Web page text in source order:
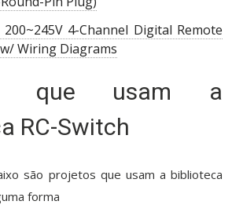
200~245V 4-Channel Digital Remote
Wiring Diagrams
que usam a
RC-Switch
são projetos que usam a biblioteca
forma